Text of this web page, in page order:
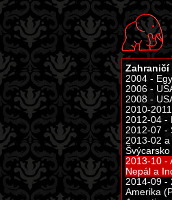
Zahraničí
2004 -
2006 -
2008 -
2010-
2012-04 -
2012-07 -
2013-02
Švýcarsko
2013-10 -
Nepál a
2014-09 -
Amerika